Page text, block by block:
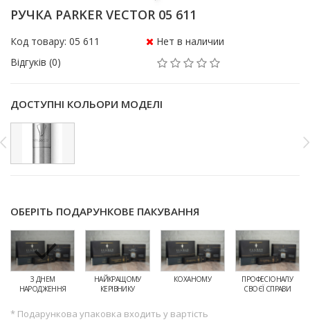
РУЧКА PARKER VECTOR 05 611
Код товару: 05 611
Нет в наличии
Відгуків (0)
ДОСТУПНІ КОЛЬОРИ МОДЕЛІ
ОБЕРІТЬ ПОДАРУНКОВЕ ПАКУВАННЯ
З ДНЕМ
НАРОДЖЕННЯ
НАЙКРАЩОМУ
КЕРІВНИКУ
КОХАНОМУ
ПРОФЕСІОНАЛУ
СВОЄЇ СПРАВИ
* Подарункова упаковка входить у вартість